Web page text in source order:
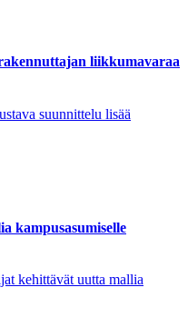
liikkumavaraa
suunnittelu lisää
kampusasumiselle
kehittävät uutta mallia